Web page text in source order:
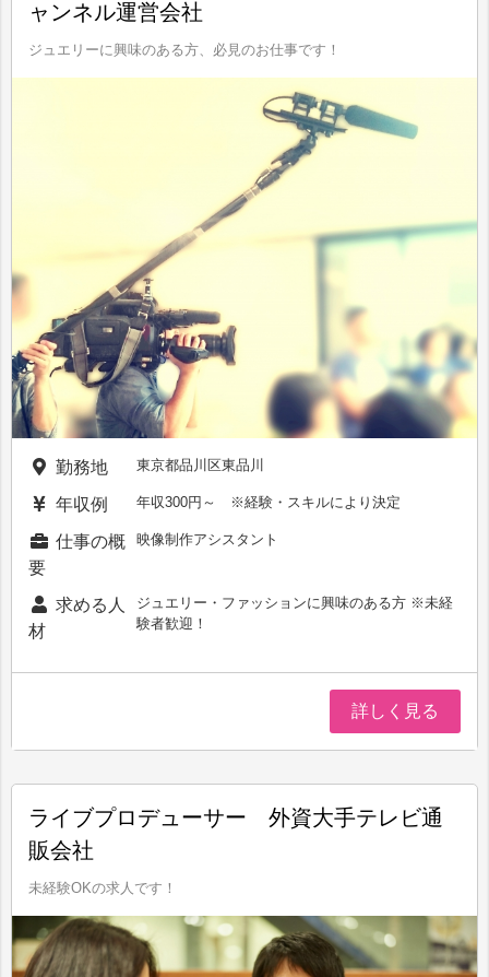
ャンネル運営会社
ジュエリーに興味のある方、必見のお仕事です！
勤務地 東京都品川区東品川
年収例 年収300円～ ※経験・スキルにより決定
仕事の概
要
映像制作アシスタント
求める人
材
ジュエリー・ファッションに興味のある方 ※未経
験者歓迎！
詳しく見る
ライブプロデューサー 外資大手テレビ通
販会社
未経験OKの求人です！